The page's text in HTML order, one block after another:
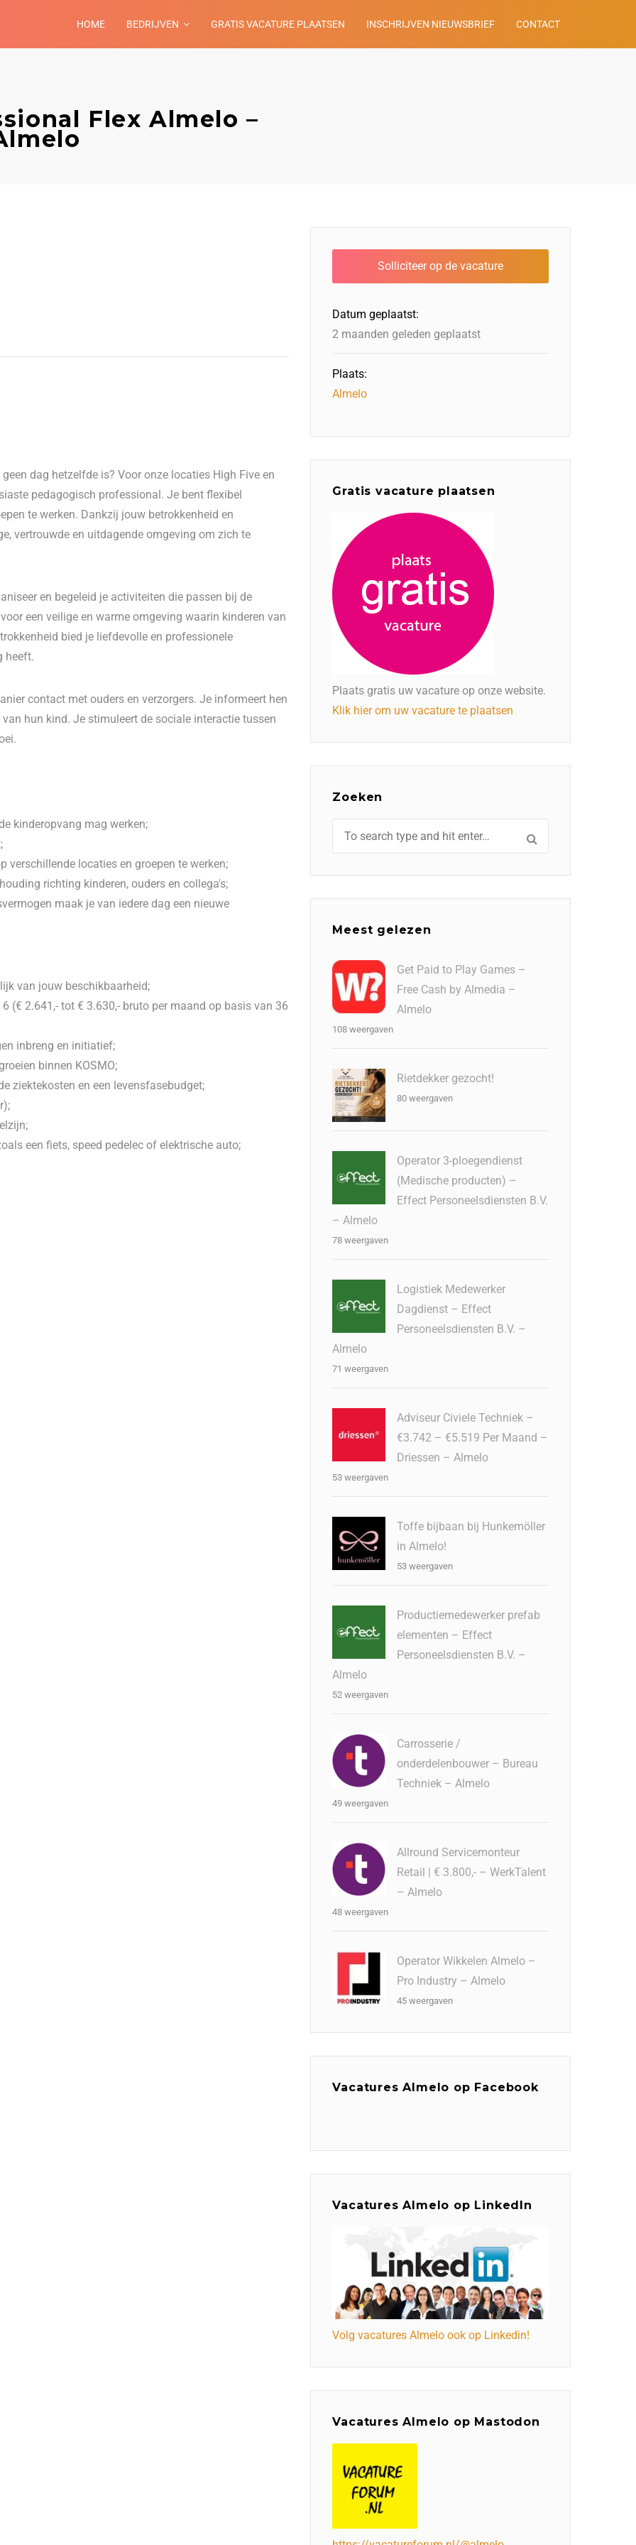
HOME BEDRIJVEN GRATIS VACATURE PLAATSEN INSCHRIJVEN NIEUWSBRIEF CONTACT
Flex Almelo –
dag hetzelfde is? Voor onze locaties High Five en
pedagogisch professional. Je bent flexibel
te werken. Dankzij jouw betrokkenheid en
vertrouwde en uitdagende omgeving om zich te
en begeleid je activiteiten die passen bij de
een veilige en warme omgeving waarin kinderen van
bied je liefdevolle en professionele
heeft.
contact met ouders en verzorgers. Je informeert hen
hun kind. Je stimuleert de sociale interactie tussen
kinderopvang mag werken;
verschillende locaties en groepen te werken;
richting kinderen, ouders en collega's;
maak je van iedere dag een nieuwe
van jouw beschikbaarheid;
(€ 2.641,- tot € 3.630,- bruto per maand op basis van 36
inbreng en initiatief;
binnen KOSMO;
ziektekosten en een levensfasebudget;
een fiets, speed pedelec of elektrische auto;
Datum geplaatst:
2 maanden geleden geplaatst
Plaats:
Almelo
Gratis vacature plaatsen
Plaats gratis uw vacature op onze website.
Klik hier om uw vacature te plaatsen
Zoeken
Meest gelezen
Get Paid to Play Games –
Free Cash by Almedia –
Almelo
108 weergaven
Rietdekker gezocht!
80 weergaven
Operator 3-ploegendienst
(Medische producten) –
Effect Personeelsdiensten B.V.
– Almelo
78 weergaven
Logistiek Medewerker
Dagdienst – Effect
Personeelsdiensten B.V. –
Almelo
71 weergaven
Adviseur Civiele Techniek –
€3.742 – €5.519 Per Maand –
Driessen – Almelo
53 weergaven
Toffe bijbaan bij Hunkemöller
in Almelo!
53 weergaven
Productiemedewerker prefab
elementen – Effect
Personeelsdiensten B.V. –
Almelo
52 weergaven
Carrosserie /
onderdelenbouwer – Bureau
Techniek – Almelo
49 weergaven
Allround Servicemonteur
Retail | € 3.800,- – WerkTalent
– Almelo
48 weergaven
Operator Wikkelen Almelo –
Pro Industry – Almelo
45 weergaven
Vacatures Almelo op Facebook
Vacatures Almelo op LinkedIn
Volg vacatures Almelo ook op Linkedin!
Vacatures Almelo op Mastodon